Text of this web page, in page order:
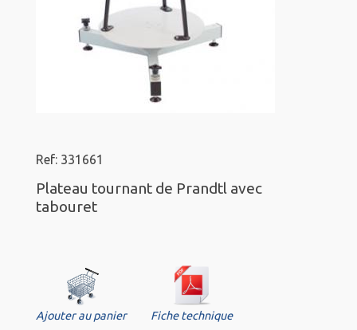
Ref: 331661
Plateau tournant de Prandtl avec
tabouret
Ajouter au panier Fiche technique